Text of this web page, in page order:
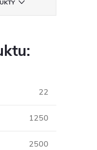
22
1250
2500